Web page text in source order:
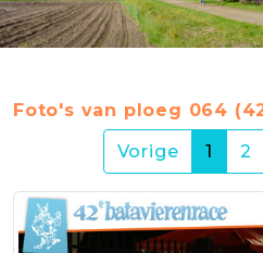
Foto's van ploeg 064
Vorige
1 2